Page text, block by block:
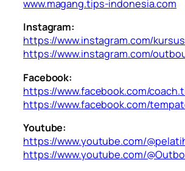
www.magang.tips-indonesia.com
Instagram:
https://www.instagram.com/
https://www.instagram.com/
Facebook:
https://www.facebook.com/
https://www.facebook.com/
Youtube:
https://www.youtube.com/
https://www.youtube.com/